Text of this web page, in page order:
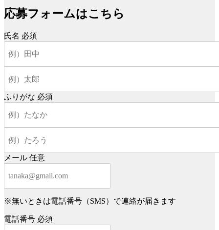
応募フォームはこちら
氏名 必須
ふりがな 必須
メール 任意
※無いときは電話番号（SMS）で連絡が届きます
電話番号 必須